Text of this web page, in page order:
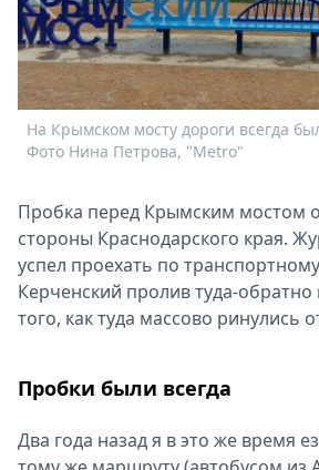
Metro
Стримы
Спецпроекты
Звезды
Выборы
2026
Metro
На Крымском мосту дороги всегда
Фото Нина Петрова, "Metro"
Пробка перед Крымским мостом
стороны Краснодарского края.
успел проехать по
Керченский пролив туда-обратно
того, как туда массово ринулись
Пробки были всегда
Два года назад я в это же время